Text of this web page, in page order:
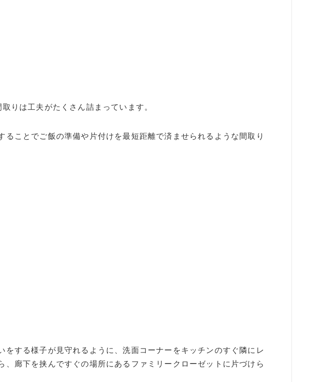
りは工夫がたくさん詰まっています。
ことでご飯の準備や片付けを最短距離で済ませられるような間取り
する様子が見守れるように、洗面コーナーをキッチンのすぐ隣にレ
廊下を挟んですぐの場所にあるファミリークローゼットに片づけら